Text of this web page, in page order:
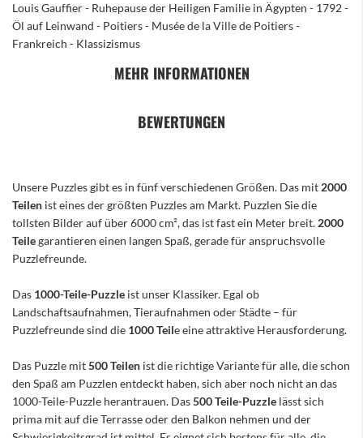
Louis Gauffier - Ruhepause der Heiligen Familie in Ägypten - 1792 -
Öl auf Leinwand - Poitiers - Musée de la Ville de Poitiers -
Frankreich - Klassizismus
MEHR INFORMATIONEN
BEWERTUNGEN
Unsere Puzzles gibt es in fünf verschiedenen Größen. Das mit 2000
Teilen ist eines der größten Puzzles am Markt. Puzzlen Sie die
tollsten Bilder auf über 6000 cm², das ist fast ein Meter breit. 2000
Teilegarantieren einen langen Spaß, gerade für anspruchsvolle
Puzzlefreunde.
Das 1000-Teile-Puzzle ist unser Klassiker. Egal ob
Landschaftsaufnahmen, Tieraufnahmen oder Städte – für
Puzzlefreunde sind die 1000 Teile eine attraktive Herausforderung.
Das Puzzle mit500 Teilen ist die richtige Variante für alle, die schon
den Spaß am Puzzlen entdeckt haben, sich aber noch nicht an das
1000-Teile-Puzzle herantrauen. Das500 Teile-Puzzle lässt sich
prima mit auf die Terrasse oder den Balkon nehmen und der